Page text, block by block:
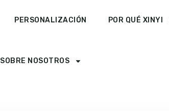
PERSONALIZACIÓN POR QUÉ XINYI
SOBRE NOSOTROS